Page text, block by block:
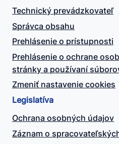
Technický prevádzkovateľ
Správca obsahu
Prehlásenie o prístupnosti
Prehlásenie o ochrane
stránky a používaní
Zmeniť nastavenie cookies
Legislatíva
Ochrana osobných údajov
Záznam o